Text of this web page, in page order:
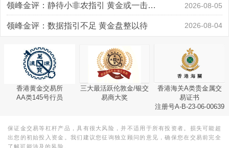
领峰金评：静待小非农指引 黄金或一击破局 2026-08-05
领峰金评：数据指引不足 黄金盘整以待 2026-08-04
香港黄金交易所
AA类145号行员
三大最活跃伦敦金/银交
易商大奖
香港海关A类贵金属交
易证书
注册号A-B-23-06-00639
保证金交易等杠杆产品，具有很大风险，并不适用于所有投资者。损失可能超
出您的初始投入资金。我们建议您征询独立顾问的意见，确保您在交易前完全
了解可能涉及的风险。